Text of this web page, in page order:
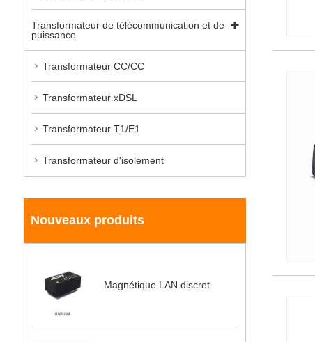
Transformateur de télécommunication et de
puissance
Transformateur CC/CC
Transformateur xDSL
Transformateur T1/E1
Transformateur d'isolement
Nouveaux produits
Magnétique LAN discret